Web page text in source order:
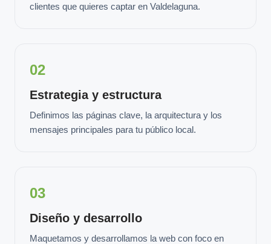
clientes que quieres captar en Valdelaguna.
02
Estrategia y estructura
Definimos las páginas clave, la arquitectura y los
mensajes principales para tu público local.
03
Diseño y desarrollo
Maquetamos y desarrollamos la web con foco en